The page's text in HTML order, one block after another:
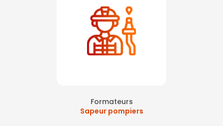
Formateurs
Sapeur pompiers